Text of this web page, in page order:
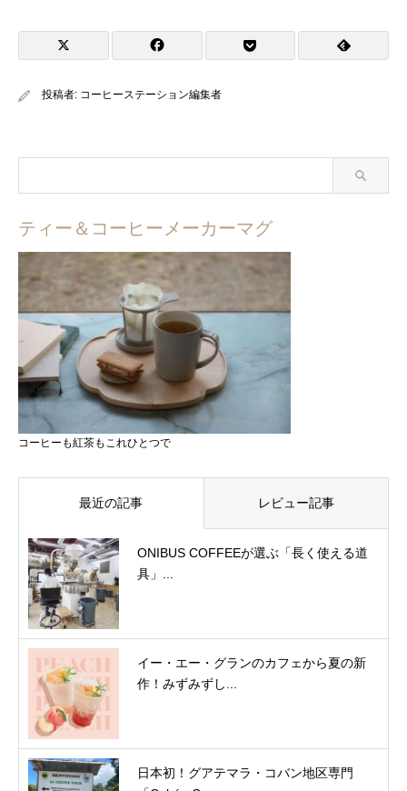
投稿者: コーヒーステーション編集者
ティー＆コーヒーメーカーマグ
コーヒーも紅茶もこれひとつで
最近の記事 レビュー記事
ONIBUS COFFEEが選ぶ「長く使える道
具」...
イー・エー・グランのカフェから夏の新
作！みずみずし...
日本初！グアテマラ・コバン地区専門